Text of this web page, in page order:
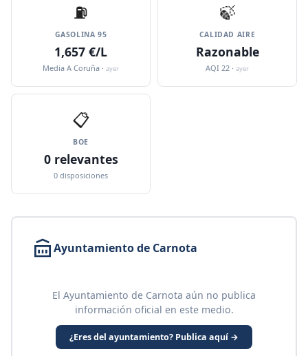
⛽️
GASOLINA 95
1,657 €/L
Media A Coruña · ayer
🍃
CALIDAD AIRE
Razonable
AQI 22 · ayer
📋
BOE
0 relevantes
0 disposiciones
Ayuntamiento de Carnota
El Ayuntamiento de Carnota aún no publica
información oficial en este medio.
¿Eres del ayuntamiento? Publica aquí →